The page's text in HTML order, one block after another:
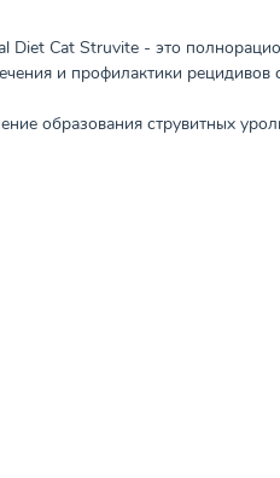
Diet Cat Struvite - это
и профилактики рецидивов
образования струвитных